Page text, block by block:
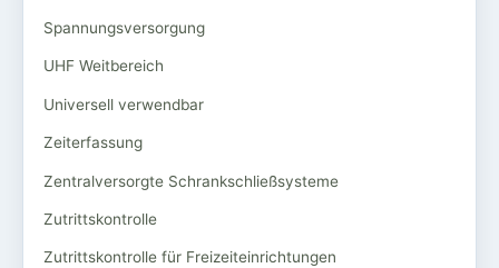
Spannungsversorgung
UHF Weitbereich
Universell verwendbar
Zeiterfassung
Zentralversorgte Schrankschließsysteme
Zutrittskontrolle
Zutrittskontrolle für Freizeiteinrichtungen